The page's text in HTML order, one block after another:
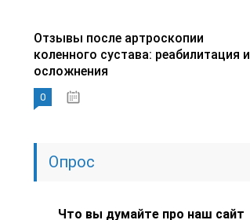
Отзывы после артроскопии
коленного сустава: реабилитация и
осложнения
0
Опрос
Что вы думайте про наш сайт